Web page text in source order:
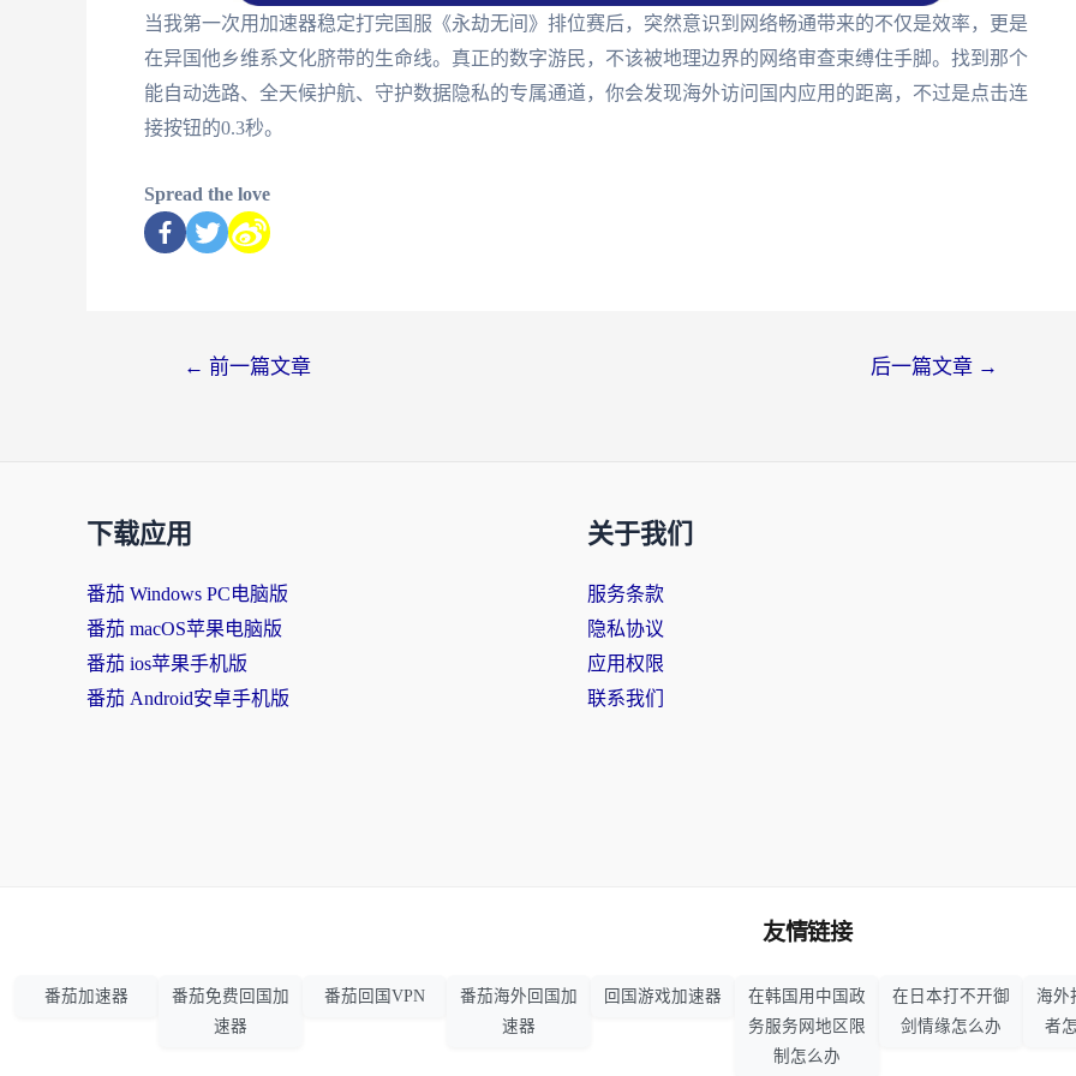
当我第一次用加速器稳定打完国服《永劫无间》排位赛后，突然意识到网络畅通带来的不仅是效率，更是
在异国他乡维系文化脐带的生命线。真正的数字游民，不该被地理边界的网络审查束缚住手脚。找到那个
能自动选路、全天候护航、守护数据隐私的专属通道，你会发现海外访问国内应用的距离，不过是点击连
接按钮的0.3秒。
Spread the love
← 前一篇文章 后一篇文章 →
下载应用
番茄 Windows PC电脑版
番茄 macOS苹果电脑版
番茄 ios苹果手机版
番茄 Android安卓手机版
关于我们
服务条款
隐私协议
应用权限
联系我们
友情链接
番茄加速器
番茄免费回国加
速器
番茄回国VPN
番茄海外回国加
速器
回国游戏加速器
在韩国用中国政
务服务网地区限
制怎么办
在日本打不开御
剑情缘怎么办
海外
者